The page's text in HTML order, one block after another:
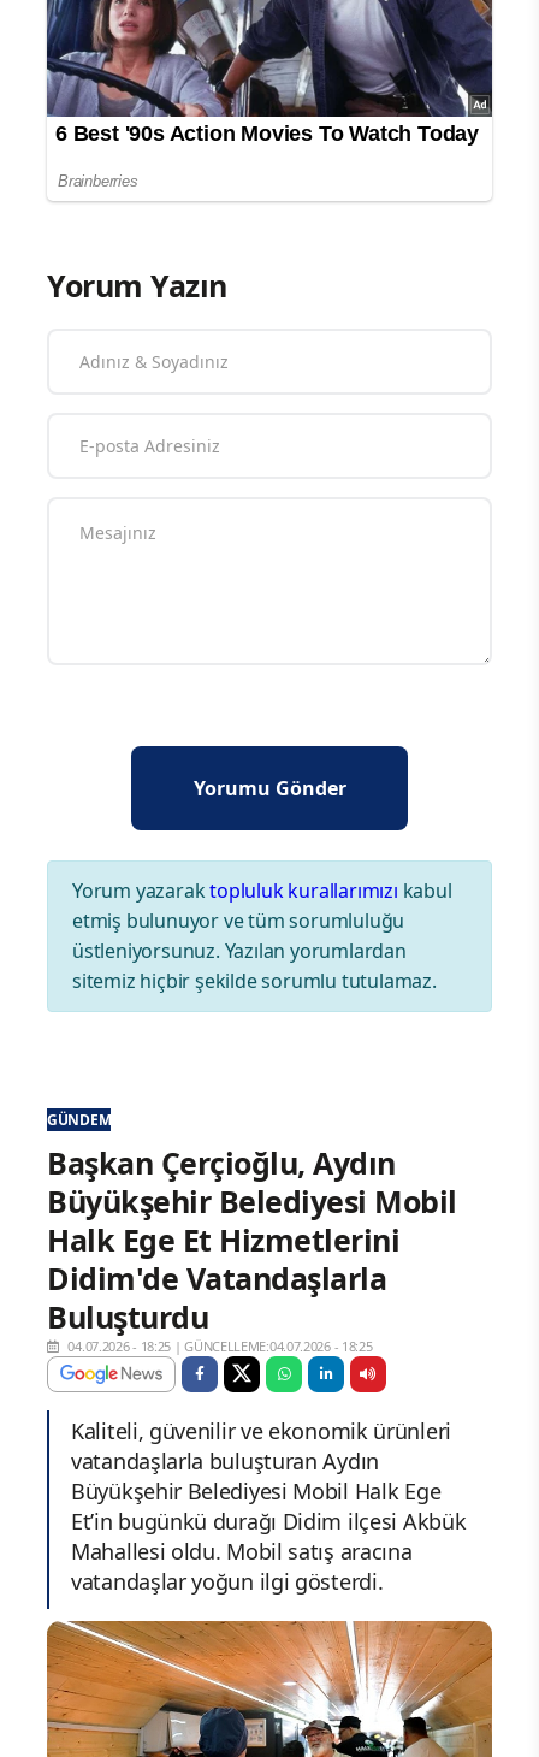
Yorum Yazın
Yorum yazaraktopluluk kurallarımızı kabul
etmiş bulunuyor ve tüm sorumluluğu
üstleniyorsunuz. Yazılan yorumlardan
sitemiz hiçbir şekilde sorumlu tutulamaz.
GÜNDEM
Başkan Çerçioğlu, Aydın
Büyükşehir Belediyesi Mobil
Halk Ege Et Hizmetlerini
Didim'de Vatandaşlarla
Buluşturdu
04.07.2026 - 18:25 |GÜNCELLEME:04.07.2026 - 18:25
Kaliteli, güvenilir ve ekonomik ürünleri
vatandaşlarla buluşturan Aydın
Büyükşehir Belediyesi Mobil Halk Ege
Et’in bugünkü durağı Didim ilçesi Akbük
Mahallesi oldu. Mobil satış aracına
vatandaşlar yoğun ilgi gösterdi.